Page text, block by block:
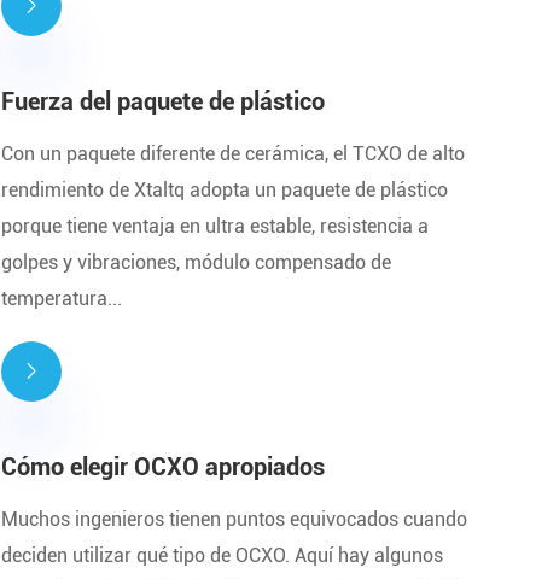

Fuerza del paquete de plástico
Con un paquete diferente de cerámica, el TCXO de alto
rendimiento de Xtaltq adopta un paquete de plástico
porque tiene ventaja en ultra estable, resistencia a
golpes y vibraciones, módulo compensado de
temperatura...

Cómo elegir OCXO apropiados
Muchos ingenieros tienen puntos equivocados cuando
deciden utilizar qué tipo de OCXO. Aquí hay algunos